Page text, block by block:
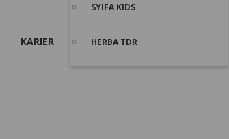
KARIER
SYIFA KIDS
HERBA TDR